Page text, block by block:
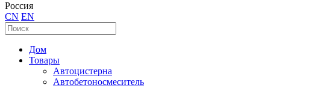
Россия
CN EN
Дом
Товары
Автоцистерна
Автобетоносмеситель